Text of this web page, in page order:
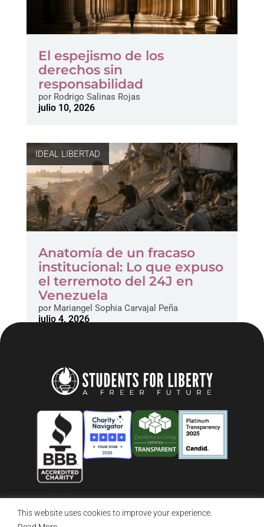
This website uses cookies to improve your experience.
El espejismo de los
derechos sin
responsabilidad
porRodrigo Salinas Rojas
julio 10, 2026
IDEAL LIBERTAD
Anatomía de un fracaso
institucional: Lo que expuso
el terremoto del 24J en
Venezuela
porMariangel Sophia Carvajal Peña
julio 4, 2026
© 2026 Students For Liberty, All Rights Reserved